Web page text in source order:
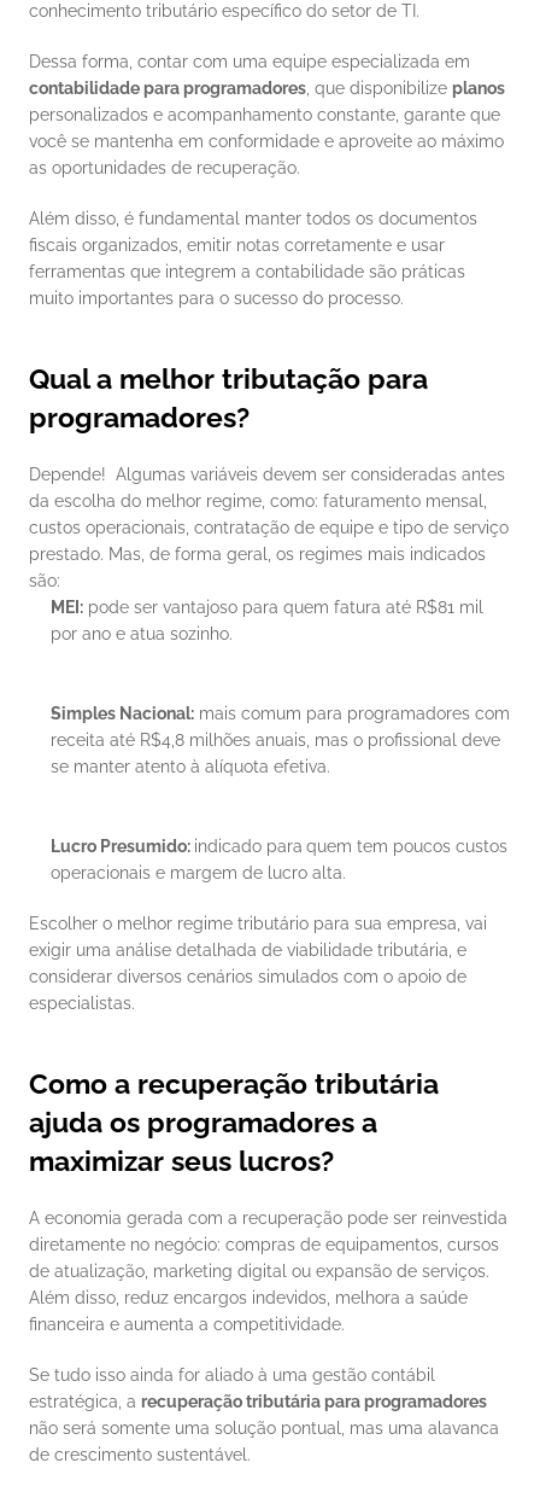
conhecimento tributário específico do setor de TI.
contabilidade para programadores, que disponibilize planos
personalizados e acompanhamento constante, garante que
você se mantenha em conformidade e aproveite ao máximo
as oportunidades de recuperação.
Além disso, é fundamental manter todos os documentos
fiscais organizados, emitir notas corretamente e usar
ferramentas que integrem a contabilidade são práticas
muito importantes para o sucesso do processo.
Qual a melhor tributação para
programadores?
Depende!  Algumas variáveis devem ser consideradas antes
da escolha do melhor regime, como: faturamento mensal,
custos operacionais, contratação de equipe e tipo de serviço
prestado. Mas, de forma geral, os regimes mais indicados
são:
MEI: pode ser vantajoso para quem fatura até R$81 mil
por ano e atua sozinho.
Simples Nacional: mais comum para programadores com
receita até R$4,8 milhões anuais, mas o profissional deve
se manter atento à alíquota efetiva.
Lucro Presumido: indicado para quem tem poucos custos
operacionais e margem de lucro alta.
Escolher o melhor regime tributário para sua empresa, vai
exigir uma análise detalhada de viabilidade tributária, e
considerar diversos cenários simulados com o apoio de
especialistas.
Como a recuperação tributária
ajuda os programadores a
maximizar seus lucros?
A economia gerada com a recuperação pode ser reinvestida
diretamente no negócio: compras de equipamentos, cursos
de atualização, marketing digital ou expansão de serviços.
Além disso, reduz encargos indevidos, melhora a saúde
financeira e aumenta a competitividade.
Se tudo isso ainda for aliado à uma gestão contábil
estratégica, a recuperação tributária para programadores
não será somente uma solução pontual, mas uma alavanca
de crescimento sustentável.